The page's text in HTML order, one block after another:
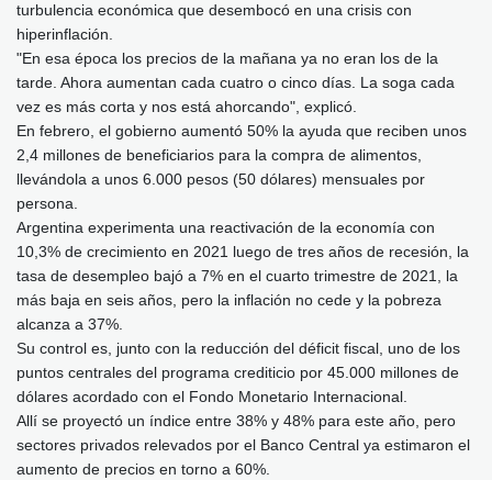
turbulencia económica que desembocó en una crisis con
hiperinflación.
"En esa época los precios de la mañana ya no eran los de la
tarde. Ahora aumentan cada cuatro o cinco días. La soga cada
vez es más corta y nos está ahorcando", explicó.
En febrero, el gobierno aumentó 50% la ayuda que reciben unos
2,4 millones de beneficiarios para la compra de alimentos,
llevándola a unos 6.000 pesos (50 dólares) mensuales por
persona.
Argentina experimenta una reactivación de la economía con
10,3% de crecimiento en 2021 luego de tres años de recesión, la
tasa de desempleo bajó a 7% en el cuarto trimestre de 2021, la
más baja en seis años, pero la inflación no cede y la pobreza
alcanza a 37%.
Su control es, junto con la reducción del déficit fiscal, uno de los
puntos centrales del programa crediticio por 45.000 millones de
dólares acordado con el Fondo Monetario Internacional.
Allí se proyectó un índice entre 38% y 48% para este año, pero
sectores privados relevados por el Banco Central ya estimaron el
aumento de precios en torno a 60%.